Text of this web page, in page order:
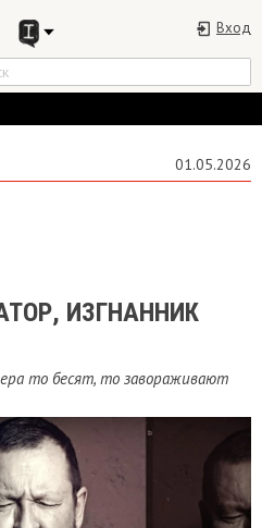
Вход
01.05.2026
ИЗГНАННИК
то бесят, то завораживают